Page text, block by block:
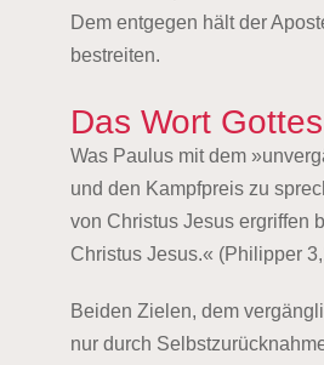
Dem entgegen hält der
bestreiten.
Das Wort
Was Paulus mit dem
und den Kampfpreis zu
von Christus Jesus ergriffen
Christus Jesus.« (Philipper
Beiden Zielen, dem
nur durch